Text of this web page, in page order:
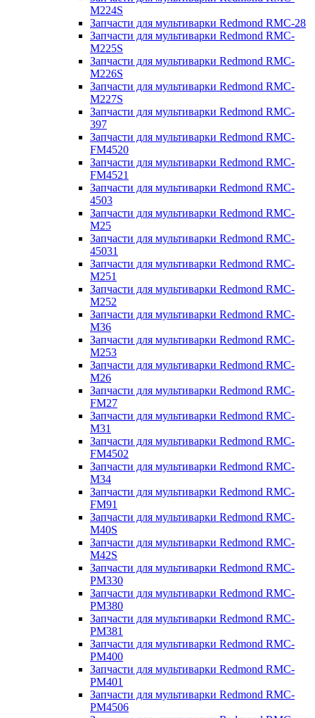
M224S
Запчасти для мультиварки Redmond RMC-28
Запчасти для мультиварки Redmond RMC-
M225S
Запчасти для мультиварки Redmond RMC-
M226S
Запчасти для мультиварки Redmond RMC-
M227S
Запчасти для мультиварки Redmond RMC-
397
Запчасти для мультиварки Redmond RMC-
FM4520
Запчасти для мультиварки Redmond RMC-
FM4521
Запчасти для мультиварки Redmond RMC-
4503
Запчасти для мультиварки Redmond RMC-
M25
Запчасти для мультиварки Redmond RMC-
45031
Запчасти для мультиварки Redmond RMC-
M251
Запчасти для мультиварки Redmond RMC-
M252
Запчасти для мультиварки Redmond RMC-
M36
Запчасти для мультиварки Redmond RMC-
M253
Запчасти для мультиварки Redmond RMC-
M26
Запчасти для мультиварки Redmond RMC-
FM27
Запчасти для мультиварки Redmond RMC-
M31
Запчасти для мультиварки Redmond RMC-
FM4502
Запчасти для мультиварки Redmond RMC-
M34
Запчасти для мультиварки Redmond RMC-
FM91
Запчасти для мультиварки Redmond RMC-
M40S
Запчасти для мультиварки Redmond RMC-
M42S
Запчасти для мультиварки Redmond RMC-
PM330
Запчасти для мультиварки Redmond RMC-
PM380
Запчасти для мультиварки Redmond RMC-
PM381
Запчасти для мультиварки Redmond RMC-
PM400
Запчасти для мультиварки Redmond RMC-
PM401
Запчасти для мультиварки Redmond RMC-
PM4506